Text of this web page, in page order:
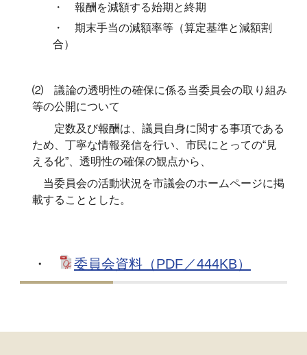
・ 報酬を減額する始期と終期
・ 期末手当の減額率等（算定基準と減額割
合）
⑵ 議論の透明性の確保に係る当委員会の取り組み
等の公開について
定数及び報酬は、議員自身に関する事項である
ため、丁寧な情報発信を行い、市民にとっての“見
える化”、透明性の確保の観点から、
当委員会の活動状況を市議会のホームページに掲
載することとした。
・ 委員会資料（PDF／444KB）